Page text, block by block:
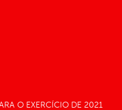
O EXERCÍCIO DE 2021